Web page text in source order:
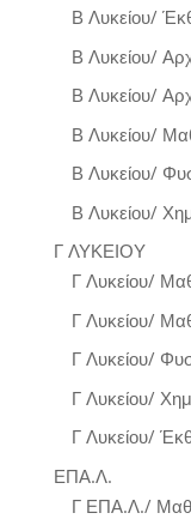
Β Λυκείου/
Β Λυκείου/
Β Λυκείου/
Β Λυκείου/
Β Λυκείου/
Β Λυκείου/
Γ ΛΥΚΕΙΟΥ
Γ Λυκείου/
Γ Λυκείου/
Γ Λυκείου/
Γ Λυκείου/
Γ Λυκείου/
ΕΠΑ.Λ.
Γ ΕΠΑ.Λ./